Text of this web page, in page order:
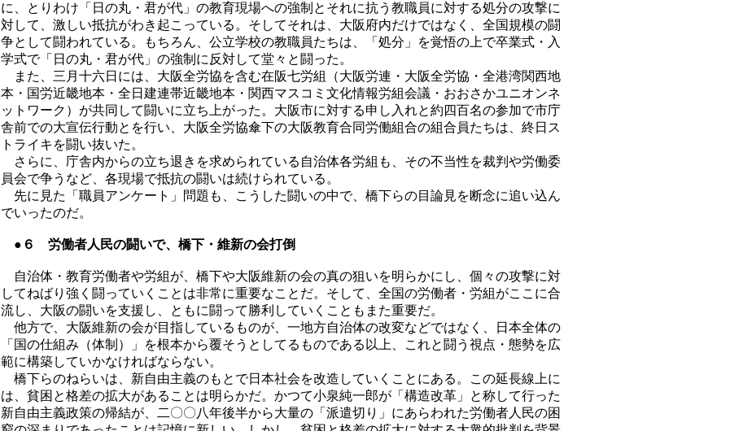
に、とりわけ「日の丸・君が代」の教育現場への強制とそれに抗う教職員に対する処分の攻撃に
対して、激しい抵抗がわき起こっている。そしてそれは、大阪府内だけではなく、全国規模の闘
争として闘われている。もちろん、公立学校の教職員たちは、「処分」を覚悟の上で卒業式・入
学式で「日の丸・君が代」の強制に反対して堂々と闘った。
また、三月十六日には、大阪全労協を含む在阪七労組（大阪労連・大阪全労協・全港湾関西地
本・国労近畿地本・全日建連帯近畿地本・関西マスコミ文化情報労組会議・おおさかユニオンネ
ットワーク）が共同して闘いに立ち上がった。大阪市に対する申し入れと約四百名の参加で市庁
舎前での大宣伝行動とを行い、大阪全労協傘下の大阪教育合同労働組合の組合員たちは、終日ス
トライキを闘い抜いた。
さらに、庁舎内からの立ち退きを求められている自治体各労組も、その不当性を裁判や労働委
員会で争うなど、各現場で抵抗の闘いは続けられている。
先に見た「職員アンケート」問題も、こうした闘いの中で、橋下らの目論見を断念に追い込ん
でいったのだ。
●６ 労働者人民の闘いで、橋下・維新の会打倒
自治体・教育労働者や労組が、橋下や大阪維新の会の真の狙いを明らかにし、個々の攻撃に対
してねばり強く闘っていくことは非常に重要なことだ。そして、全国の労働者・労組がここに合
流し、大阪の闘いを支援し、ともに闘って勝利していくこともまた重要だ。
他方で、大阪維新の会が目指しているものが、一地方自治体の改変などではなく、日本全体の
「国の仕組み（体制）」を根本から覆そうとしてるものである以上、これと闘う視点・態勢を広
範に構築していかなければならない。
橋下らのねらいは、新自由主義のもとで日本社会を改造していくことにある。この延長線上に
は、貧困と格差の拡大があることは明らかだ。かつて小泉純一郎が「構造改革」と称して行った
新自由主義政策の帰結が、二〇〇八年後半から大量の「派遣切り」にあらわれた労働者人民の困